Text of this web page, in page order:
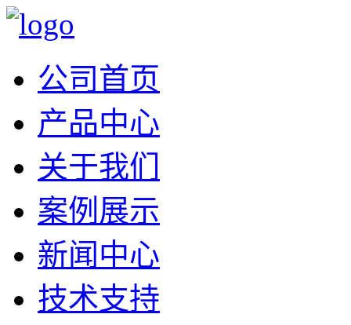
公司首页
产品中心
关于我们
案例展示
新闻中心
技术支持